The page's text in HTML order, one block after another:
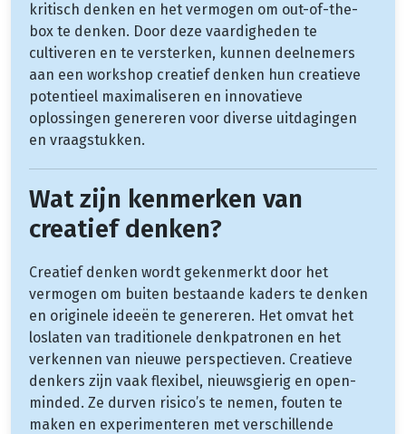
kritisch denken en het vermogen om out-of-the-
box te denken. Door deze vaardigheden te
cultiveren en te versterken, kunnen deelnemers
aan een workshop creatief denken hun creatieve
potentieel maximaliseren en innovatieve
oplossingen genereren voor diverse uitdagingen
en vraagstukken.
Wat zijn kenmerken van
creatief denken?
Creatief denken wordt gekenmerkt door het
vermogen om buiten bestaande kaders te denken
en originele ideeën te genereren. Het omvat het
loslaten van traditionele denkpatronen en het
verkennen van nieuwe perspectieven. Creatieve
denkers zijn vaak flexibel, nieuwsgierig en open-
minded. Ze durven risico’s te nemen, fouten te
maken en experimenteren met verschillende